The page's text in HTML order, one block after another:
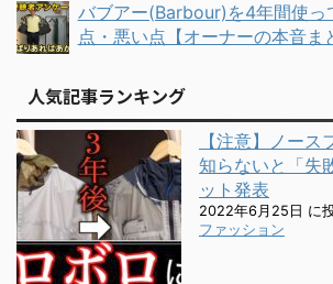
バブアー(Barbour)を4年間使っ
点・悪い点【オーナーの本音ま
人気記事ランキング
【注意】ノー
知らないと「失
ット発表
2022年6月25日 に
ファッション